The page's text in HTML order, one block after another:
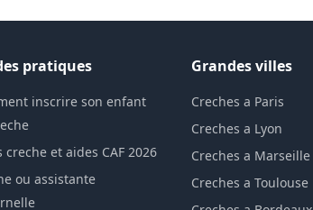
pratiques
inscrire son enfant
creche et aides CAF 2026
ou assistante
Grandes villes
Creches a Paris
Creches a Lyon
Creches a Marseille
Creches a Toulouse